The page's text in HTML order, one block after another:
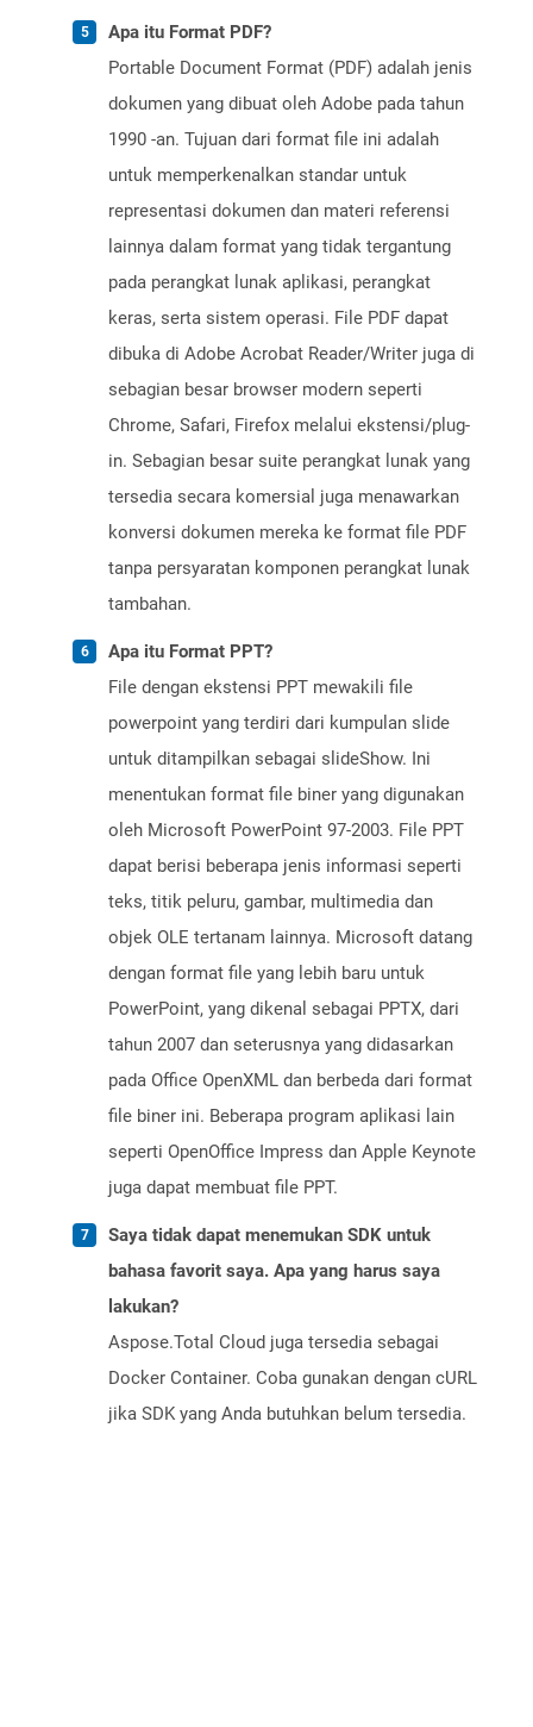
Apa itu Format PDF?
Portable Document Format (PDF) adalah jenis
dokumen yang dibuat oleh Adobe pada tahun
1990 -an. Tujuan dari format file ini adalah
untuk memperkenalkan standar untuk
representasi dokumen dan materi referensi
lainnya dalam format yang tidak tergantung
pada perangkat lunak aplikasi, perangkat
keras, serta sistem operasi. File PDF dapat
dibuka di Adobe Acrobat Reader/Writer juga di
sebagian besar browser modern seperti
Chrome, Safari, Firefox melalui ekstensi/plug-
in. Sebagian besar suite perangkat lunak yang
tersedia secara komersial juga menawarkan
konversi dokumen mereka ke format file PDF
tanpa persyaratan komponen perangkat lunak
tambahan.
Apa itu Format PPT?
File dengan ekstensi PPT mewakili file
powerpoint yang terdiri dari kumpulan slide
untuk ditampilkan sebagai slideShow. Ini
menentukan format file biner yang digunakan
oleh Microsoft PowerPoint 97-2003. File PPT
dapat berisi beberapa jenis informasi seperti
teks, titik peluru, gambar, multimedia dan
objek OLE tertanam lainnya. Microsoft datang
dengan format file yang lebih baru untuk
PowerPoint, yang dikenal sebagai PPTX, dari
tahun 2007 dan seterusnya yang didasarkan
pada Office OpenXML dan berbeda dari format
file biner ini. Beberapa program aplikasi lain
seperti OpenOffice Impress dan Apple Keynote
juga dapat membuat file PPT.
Saya tidak dapat menemukan SDK untuk
bahasa favorit saya. Apa yang harus saya
lakukan?
Aspose.Total Cloud juga tersedia sebagai
Docker Container. Coba gunakan dengan cURL
jika SDK yang Anda butuhkan belum tersedia.